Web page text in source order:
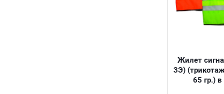
Жилет
3Э)
65 гр.)